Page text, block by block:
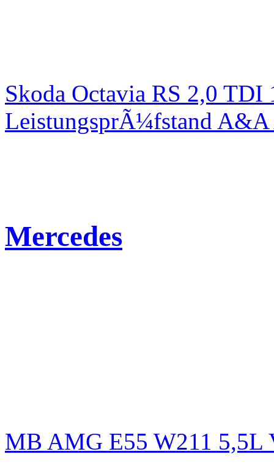
Skoda Octavia RS 2,0
LeistungsprÃ¼fstand
Mercedes
MB AMG E55 W211 5,5L